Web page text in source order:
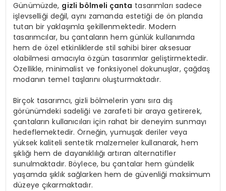
Günümüzde, gizli bölmeli çanta tasarımları sadece
işlevselliği değil, aynı zamanda estetiği de ön planda
tutan bir yaklaşımla şekillenmektedir. Modern
tasarımcılar, bu çantaların hem günlük kullanımda
hem de özel etkinliklerde stil sahibi birer aksesuar
olabilmesi amacıyla özgün tasarımlar geliştirmektedir.
Özellikle, minimalist ve fonksiyonel dokunuşlar, çağdaş
modanın temel taşlarını oluşturmaktadır.
Birçok tasarımcı, gizli bölmelerin yanı sıra dış
görünümdeki sadeliği ve zarafeti bir araya getirerek,
çantaların kullanıcıları için rahat bir deneyim sunmayı
hedeflemektedir. Örneğin, yumuşak deriler veya
yüksek kaliteli sentetik malzemeler kullanarak, hem
şıklığı hem de dayanıklılığı artıran alternatifler
sunulmaktadır. Böylece, bu çantalar hem gündelik
yaşamda şıklık sağlarken hem de güvenliği maksimum
düzeye çıkarmaktadır.